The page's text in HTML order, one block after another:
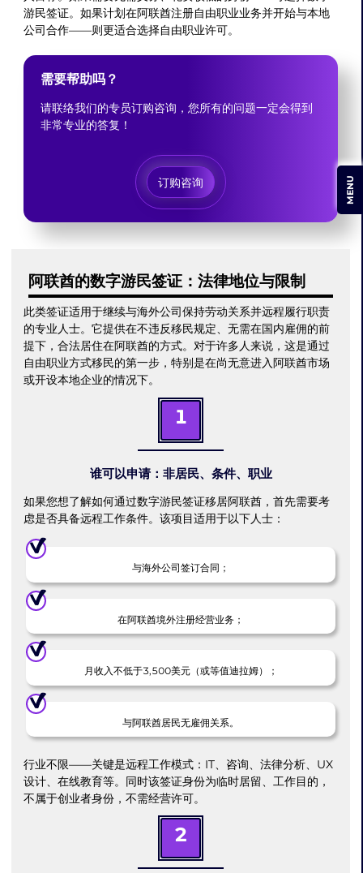
游民签证。如果计划在阿联酋注册自由职业业务并开始与本地
公司合作——则更适合选择自由职业许可。
需要帮助吗？
请联络我们的专员订购咨询，您所有的问题一定会得到
非常专业的答复！
订购咨询
阿联酋的数字游民签证：法律地位与限制
此类签证适用于继续与海外公司保持劳动关系并远程履行职责
的专业人士。它提供在不违反移民规定、无需在国内雇佣的前
提下，合法居住在阿联酋的方式。对于许多人来说，这是通过
自由职业方式移民的第一步，特别是在尚无意进入阿联酋市场
或开设本地企业的情况下。
1
谁可以申请：非居民、条件、职业
如果您想了解如何通过数字游民签证移居阿联酋，首先需要考
虑是否具备远程工作条件。该项目适用于以下人士：
与海外公司签订合同；
在阿联酋境外注册经营业务；
月收入不低于3,500美元（或等值迪拉姆）；
与阿联酋居民无雇佣关系。
行业不限——关键是远程工作模式：IT、咨询、法律分析、UX
设计、在线教育等。同时该签证身份为临时居留、工作目的，
不属于创业者身份，不需经营许可。
2
MENU